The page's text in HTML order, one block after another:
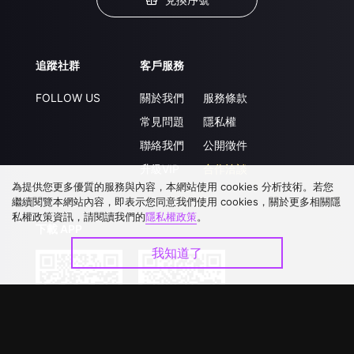
追蹤社群
FOLLOW US
客戶服務
關於我們
常見問題
聯絡我們
升級VIP
服務條款
隱私權
公開徵件
合作洽談
為提供您更多優質的服務與內容，本網站使用 cookies 分析技術。若您
繼續閱覽本網站內容，即表示您同意我們使用 cookies，關於更多相關隱
私權政策資訊，請閱讀我們的隱私權政策。
我知道了